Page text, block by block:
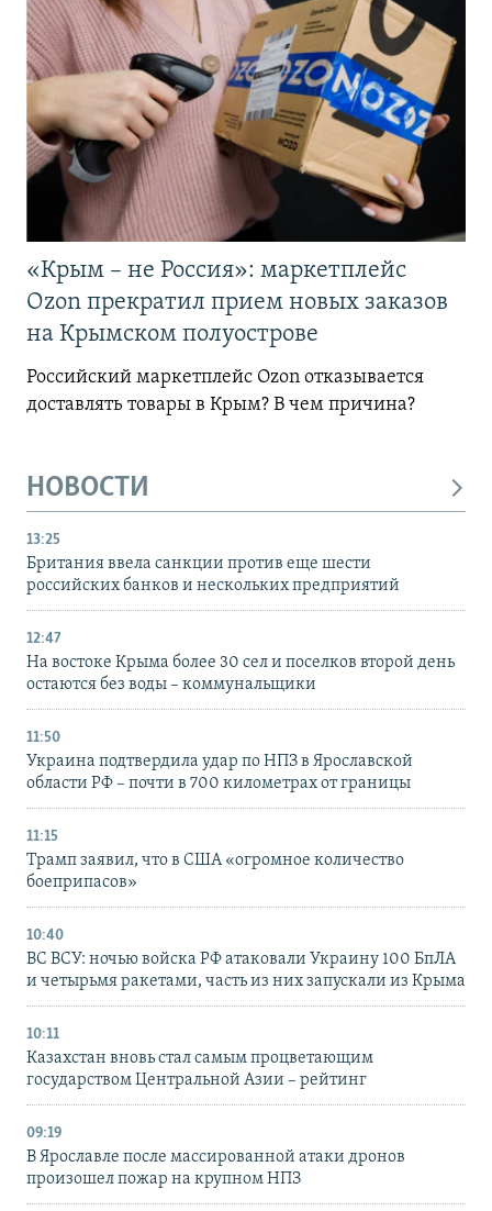
«Крым – не Россия»: маркетплейс
Ozon прекратил прием новых заказов
на Крымском полуострове
Российский маркетплейс Ozon отказывается
доставлять товары в Крым? В чем причина?
НОВОСТИ
13:25
Британия ввела санкции против еще шести
российских банков и нескольких предприятий
12:47
На востоке Крыма более 30 сел и поселков второй день
остаются без воды – коммунальщики
11:50
Украина подтвердила удар по НПЗ в Ярославской
области РФ – почти в 700 километрах от границы
11:15
Трамп заявил, что в США «огромное количество
боеприпасов»
10:40
ВС ВСУ: ночью войска РФ атаковали Украину 100 БпЛА
и четырьмя ракетами, часть из них запускали из Крыма
10:11
Казахстан вновь стал самым процветающим
государством Центральной Азии – рейтинг
09:19
В Ярославле после массированной атаки дронов
произошел пожар на крупном НПЗ